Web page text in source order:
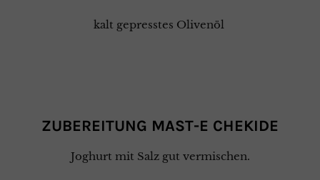
kalt gepresstes Olivenöl
ZUBEREITUNG MAST-E CHEKIDE
Joghurt mit Salz gut vermischen.